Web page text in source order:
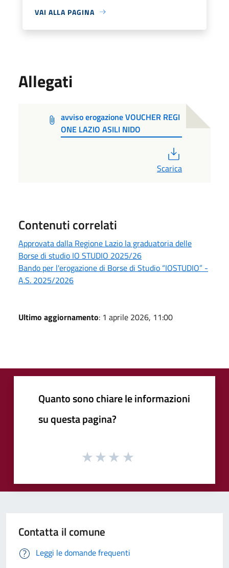
VAI ALLA PAGINA
Allegati
avviso erogazione VOUCHER REGI
ONE LAZIO ASILI NIDO
Scarica
Contenuti correlati
Approvata dalla Regione Lazio la graduatoria delle
Borse di studio IO STUDIO 2025/26
Bando per l'erogazione di Borse di Studio “IOSTUDIO” -
A.S. 2025/2026
Ultimo aggiornamento: 1 aprile 2026, 11:00
Quanto sono chiare le informazioni
su questa pagina?
Contatta il comune
Leggi le domande frequenti